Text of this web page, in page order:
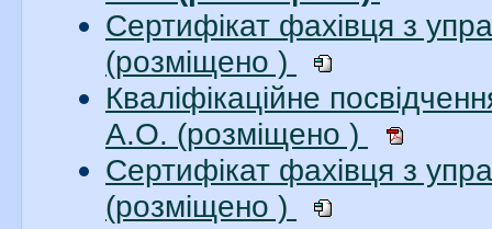
Сертифікат фахівця з
(розміщено )
Кваліфікаційне
А.О. (розміщено )
Сертифікат фахівця з
(розміщено )